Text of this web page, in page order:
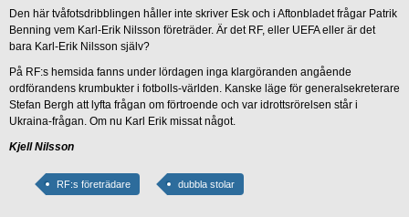
Den här tvåfotsdribblingen håller inte skriver Esk och i Aftonbladet frågar Patrik
Benning vem Karl-Erik Nilsson företräder. Är det RF, eller UEFA eller är det
bara Karl-Erik Nilsson själv?
På RF:s hemsida fanns under lördagen inga klargöranden angående
ordförandens krumbukter i fotbolls-världen. Kanske läge för generalsekreterare
Stefan Bergh att lyfta frågan om förtroende och var idrottsrörelsen står i
Ukraina-frågan. Om nu Karl Erik missat något.
Kjell Nilsson
RF:s företrädare dubbla stolar